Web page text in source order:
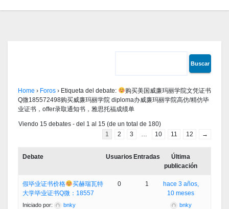
Home › Foros › Etiqueta del debate:
购买美国威廉玛丽学院文凭证书
Q微185572498购买威廉玛丽学院 diploma办威廉玛丽学院高仿/精仿毕
业证书，offer录取通知书，雅思托福成绩单
Viendo 15 debates - del 1 al 15 (de un total de 180)
1
2 3 … 10 11 12 →
Debate Usuarios Entradas
Última
publicación
假毕业证书价格
买赫瑞瓦特
大学毕业证书Q微：18557
Iniciado por:
bnky
0 1
hace 3 años,
10 meses
bnky